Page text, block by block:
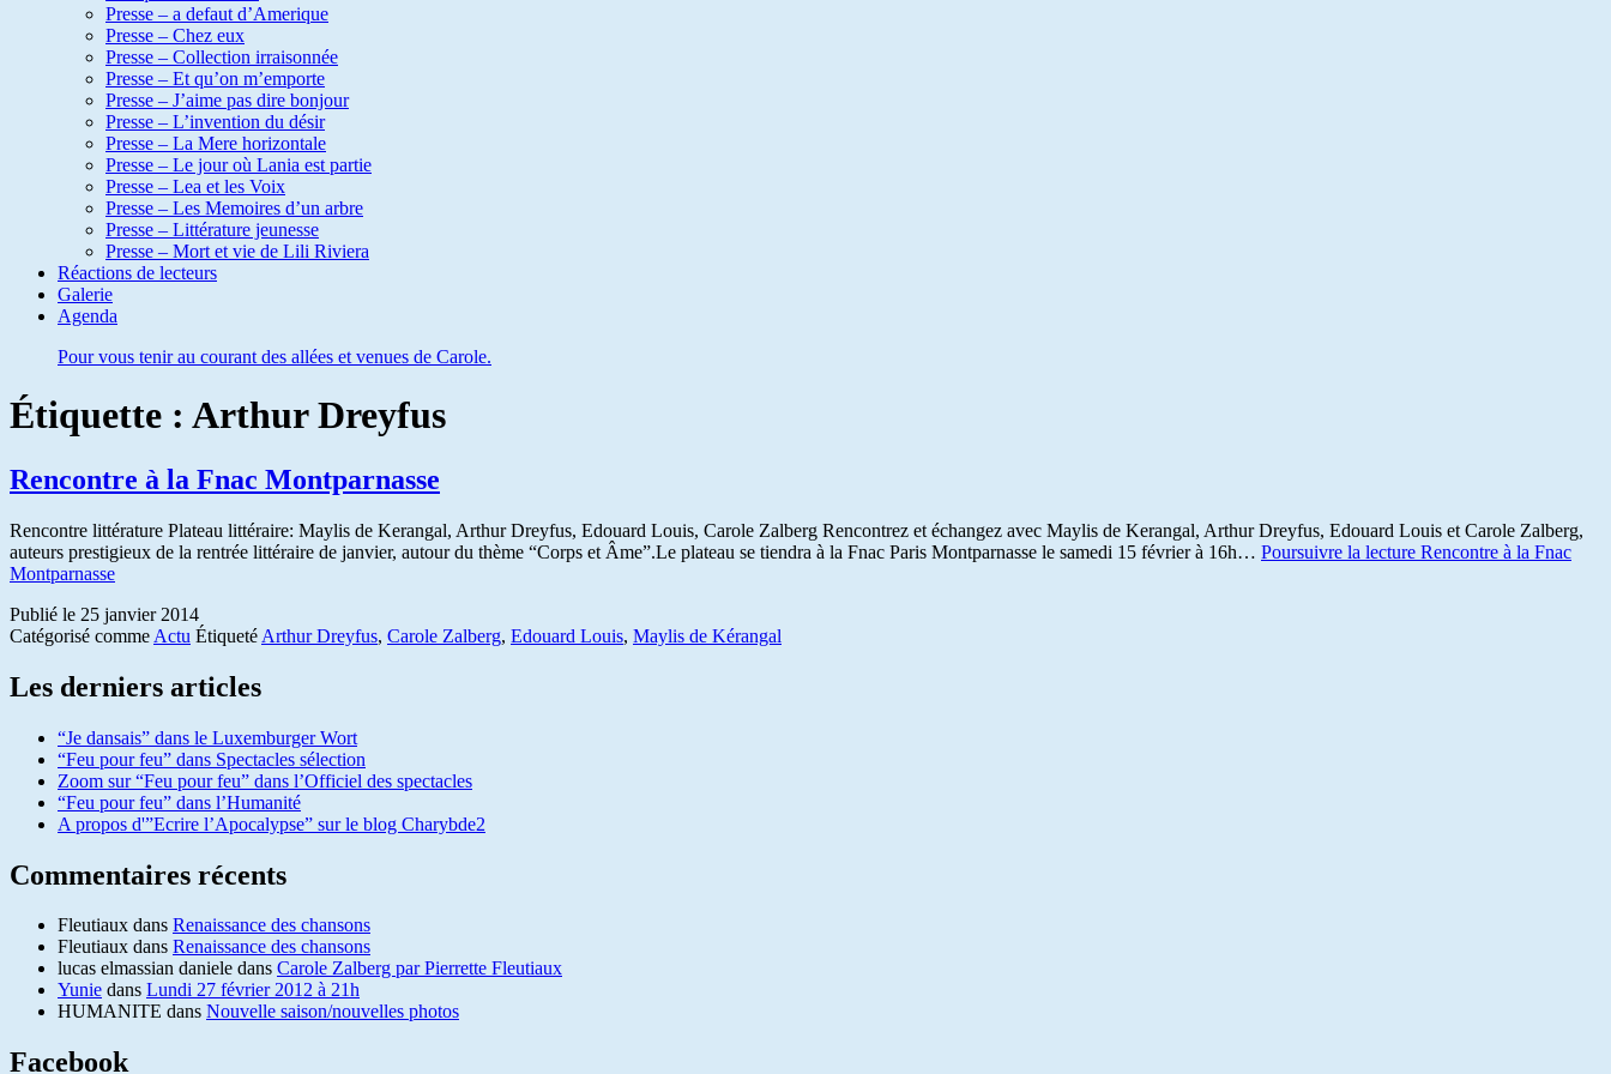
Presse – a defaut d’Amerique
Presse – Chez eux
Presse – Collection irraisonnée
Presse – Et qu’on m’emporte
Presse – J’aime pas dire bonjour
Presse – L’invention du désir
Presse – La Mere horizontale
Presse – Le jour où Lania est partie
Presse – Lea et les Voix
Presse – Les Memoires d’un arbre
Presse – Littérature jeunesse
Presse – Mort et vie de Lili Riviera
Réactions de lecteurs
Galerie
Agenda
Pour vous tenir au courant des allées et venues de Carole.
Étiquette : Arthur Dreyfus
Rencontre à la Fnac Montparnasse
Rencontre littérature Plateau littéraire: Maylis de Kerangal, Arthur Dreyfus, Edouard Louis, Carole Zalberg Rencontrez et échangez avec Maylis de Kerangal, Arthur Dreyfus, Edouard Louis et Carole Zalberg,
auteurs prestigieux de la rentrée littéraire de janvier, autour du thème “Corps et Âme”.Le plateau se tiendra à la Fnac Paris Montparnasse le samedi 15 février à 16h… Poursuivre la lecture Rencontre à la Fnac
Montparnasse
Publié le 25 janvier 2014
Catégorisé comme Actu Étiqueté Arthur Dreyfus, Carole Zalberg, Edouard Louis, Maylis de Kérangal
Les derniers articles
“Je dansais” dans le Luxemburger Wort
“Feu pour feu” dans Spectacles sélection
Zoom sur “Feu pour feu” dans l’Officiel des spectacles
“Feu pour feu” dans l’Humanité
A propos d'”Ecrire l’Apocalypse” sur le blog Charybde2
Commentaires récents
Fleutiaux dans Renaissance des chansons
Fleutiaux dans Renaissance des chansons
lucas elmassian daniele dans Carole Zalberg par Pierrette Fleutiaux
Yunie dans Lundi 27 février 2012 à 21h
HUMANITE dans Nouvelle saison/nouvelles photos
Facebook